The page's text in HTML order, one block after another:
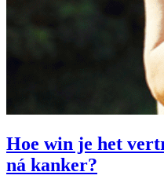
Hoe win je het
ná kanker?